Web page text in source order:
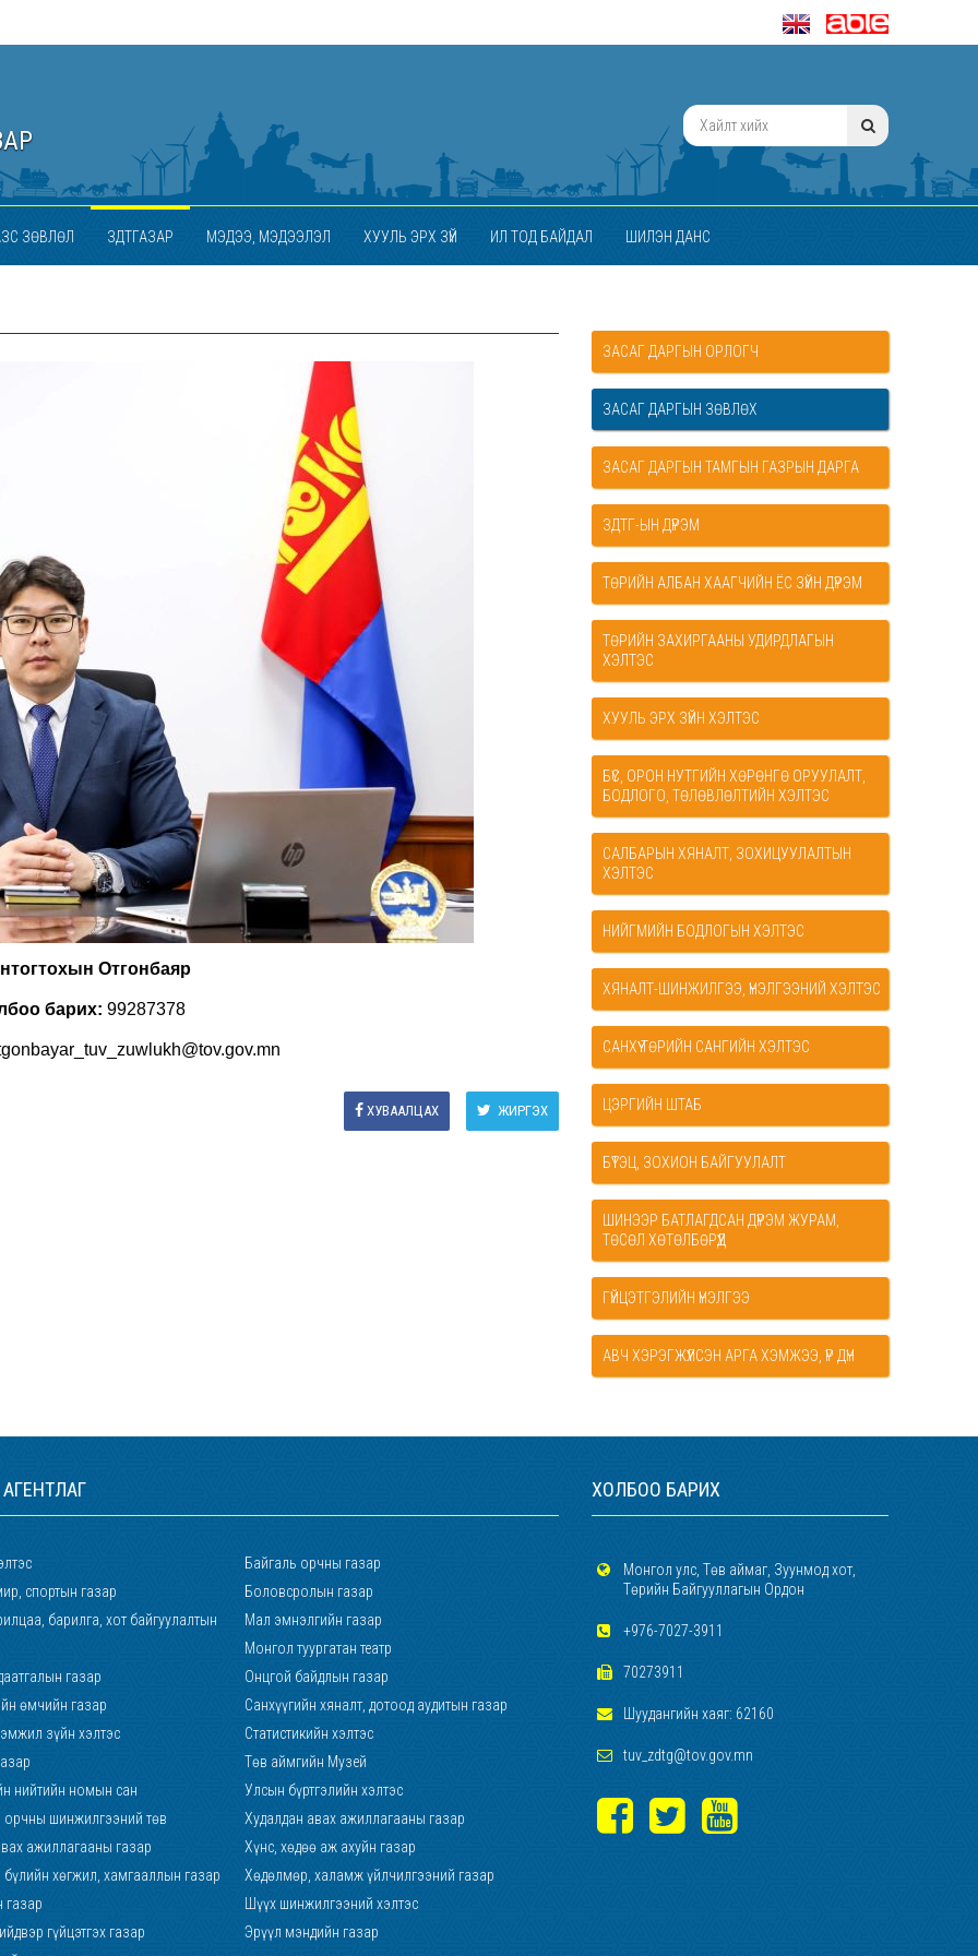
ЗӨВЛӨЛ ЗДТГАЗАР МЭДЭЭ, МЭДЭЭЛЭЛ ХУУЛЬ ЭРХ ЗҮЙ ИЛ ТОД БАЙДАЛ ШИЛЭН ДАНС
Отгонбаяр
барих: 99287378
ЖИРГЭХ
ХУВААЛЦАХ
ЗАСАГ ДАРГЫН ОРЛОГЧ
ЗАСАГ ДАРГЫН ЗӨВЛӨХ
ЗАСАГ ДАРГЫН ТАМГЫН ГАЗРЫН ДАРГА
ЗДТГ-ЫН ДҮРЭМ
ТӨРИЙН АЛБАН ХААГЧИЙН ЁС ЗҮЙН ДҮРЭМ
ТӨРИЙН ЗАХИРГААНЫ УДИРДЛАГЫН
ХЭЛТЭС
ХУУЛЬ ЭРХ ЗҮЙН ХЭЛТЭС
БҮС, ОРОН НУТГИЙН ХӨРӨНГӨ ОРУУЛАЛТ,
БОДЛОГО, ТӨЛӨВЛӨЛТИЙН ХЭЛТЭС
САЛБАРЫН ХЯНАЛТ, ЗОХИЦУУЛАЛТЫН
ХЭЛТЭС
НИЙГМИЙН БОДЛОГЫН ХЭЛТЭС
ХЯНАЛТ-ШИНЖИЛГЭЭ, ҮНЭЛГЭЭНИЙ ХЭЛТЭС
САНХҮҮ ТӨРИЙН САНГИЙН ХЭЛТЭС
ЦЭРГИЙН ШТАБ
БҮТЭЦ, ЗОХИОН БАЙГУУЛАЛТ
ШИНЭЭР БАТЛАГДСАН ДҮРЭМ ЖУРАМ,
ТӨСӨЛ ХӨТӨЛБӨРҮҮД
ГҮЙЦЭТГЭЛИЙН ҮНЭЛГЭЭ
АВЧ ХЭРЭГЖҮҮЛСЭН АРГА ХЭМЖЭЭ, ҮР ДҮН
Байгаль орчны газар
спортын газар
Боловсролын газар
барилга, хот байгуулалтын
Мал эмнэлгийн газар
Монгол туургатан театр
газар
Онцгой байдлын газар
өмчийн газар
Санхүүгийн хяналт, дотоод аудитын газар
зүйн хэлтэс
Статистикийн хэлтэс
Төв аймгийн Музей
нийтийн номын сан
Улсын бүртгэлийн хэлтэс
орчны шинжилгээний төв
Худалдан авах ажиллагааны газар
ажиллагааны газар
Хүнс, хөдөө аж ахуйн газар
бүлийн хөгжил, хамгааллын газар
Хөдөлмөр, халамж үйлчилгээний газар
газар
Шүүх шинжилгээний хэлтэс
гүйцэтгэх газар
Эрүүл мэндийн газар
ХОЛБОО БАРИХ
Монгол улс, Төв аймаг, Зуунмод хот,
Төрийн Байгууллагын Ордон
+976-7027-3911
70273911
Шуудангийн хаяг: 62160
tuv_zdtg@tov.gov.mn